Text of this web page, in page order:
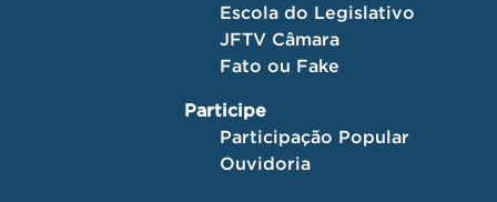
Escola do Legislativo
JFTV Câmara
Fato ou Fake
Participe
Participação Popular
Ouvidoria